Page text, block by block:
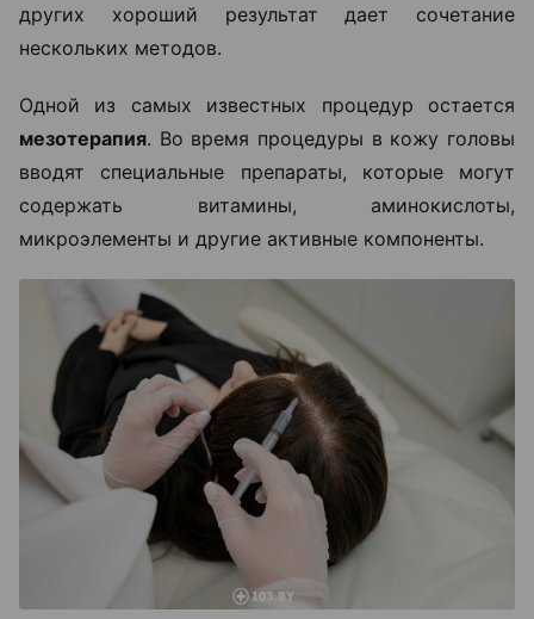
других хороший результат дает сочетание
нескольких методов.
Одной из самых известных процедур остается
мезотерапия. Во время процедуры в кожу головы
вводят специальные препараты, которые могут
содержать витамины, аминокислоты,
микроэлементы и другие активные компоненты.